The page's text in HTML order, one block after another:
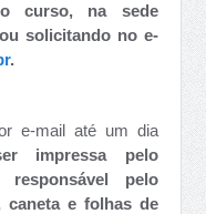
curso, na sede
solicitando no e-
.
e-mail até um dia
impressa pelo
responsável pelo
caneta e folhas de